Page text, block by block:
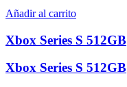
Añadir al carrito
Xbox Series S 512GB
Xbox Series S 512GB